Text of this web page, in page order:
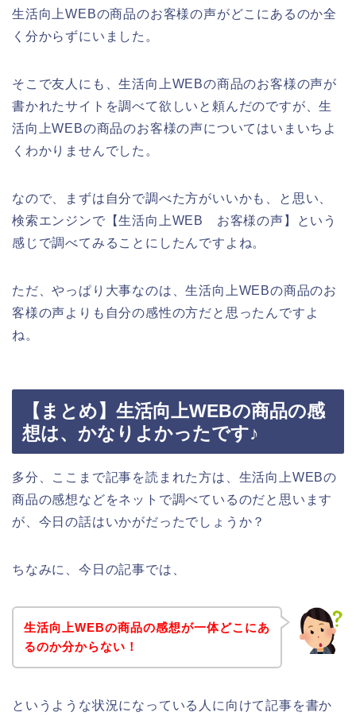
生活向上WEBの商品のお客様の声がどこにあるのか全
く分からずにいました。
そこで友人にも、生活向上WEBの商品のお客様の声が
書かれたサイトを調べて欲しいと頼んだのですが、生
活向上WEBの商品のお客様の声についてはいまいちよ
くわかりませんでした。
なので、まずは自分で調べた方がいいかも、と思い、
検索エンジンで【生活向上WEB お客様の声】という
感じで調べてみることにしたんですよね。
ただ、やっぱり大事なのは、生活向上WEBの商品のお
客様の声よりも自分の感性の方だと思ったんですよ
ね。
【まとめ】生活向上WEBの商品の感
想は、かなりよかったです♪
多分、ここまで記事を読まれた方は、生活向上WEBの
商品の感想などをネットで調べているのだと思います
が、今日の話はいかがだったでしょうか？
ちなみに、今日の記事では、
生活向上WEBの商品の感想が一体どこにあ
るのか分からない！
というような状況になっている人に向けて記事を書か